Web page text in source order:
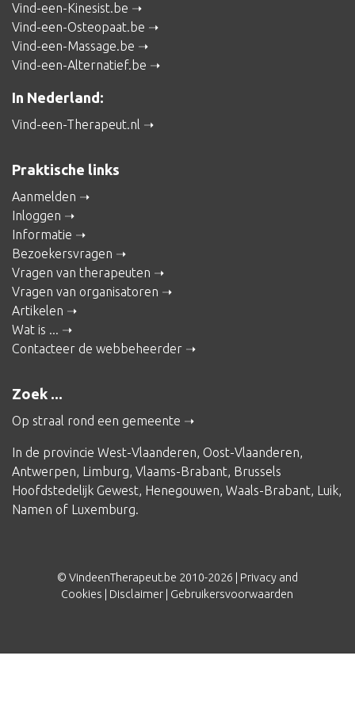
Vind-een-Kinesist.be
Vind-een-Osteopaat.be
Vind-een-Massage.be
Vind-een-Alternatief.be
In Nederland:
Vind-een-Therapeut.nl
Praktische links
Aanmelden
Inloggen
Informatie
Bezoekersvragen
Vragen van therapeuten
Vragen van organisatoren
Artikelen
Wat is ...
Contacteer de webbeheerder
Zoek ...
Op straal rond een gemeente
In de provincie West-Vlaanderen, Oost-Vlaanderen,
Antwerpen, Limburg, Vlaams-Brabant, Brussels
Hoofdstedelijk Gewest, Henegouwen, Waals-Brabant, Luik,
Namen of Luxemburg.
© VindeenTherapeut.be 2010-2026 | Privacy and
Cookies
Disclaimer Gebruikersvoorwaarden